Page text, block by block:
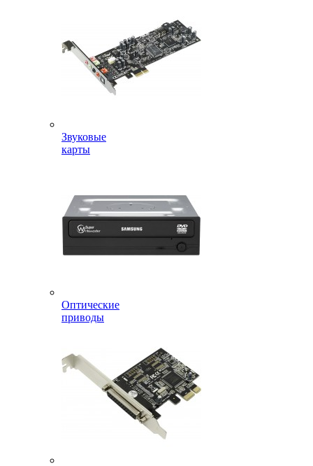
Звуковые
карты
Оптические
приводы